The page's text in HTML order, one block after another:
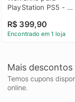
PlayStation PS5 -
R$ 399,90
Encontrado em 1 loja
Mais descontos
Temos cupons
online.